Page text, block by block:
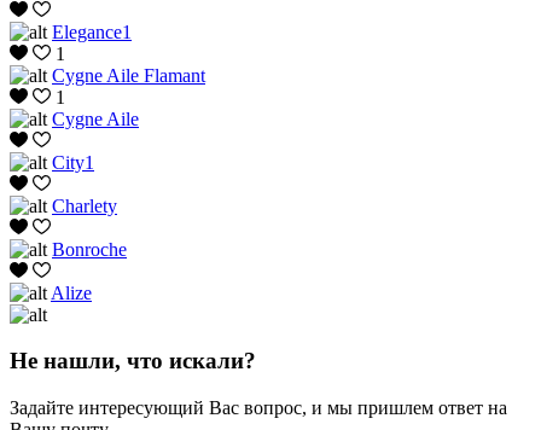
Elegance1
1
Cygne Aile Flamant
1
Cygne Aile
City1
Charlety
Bonroche
Alize
Не нашли, что искали?
Задайте интересующий Вас вопрос, и мы пришлем ответ на